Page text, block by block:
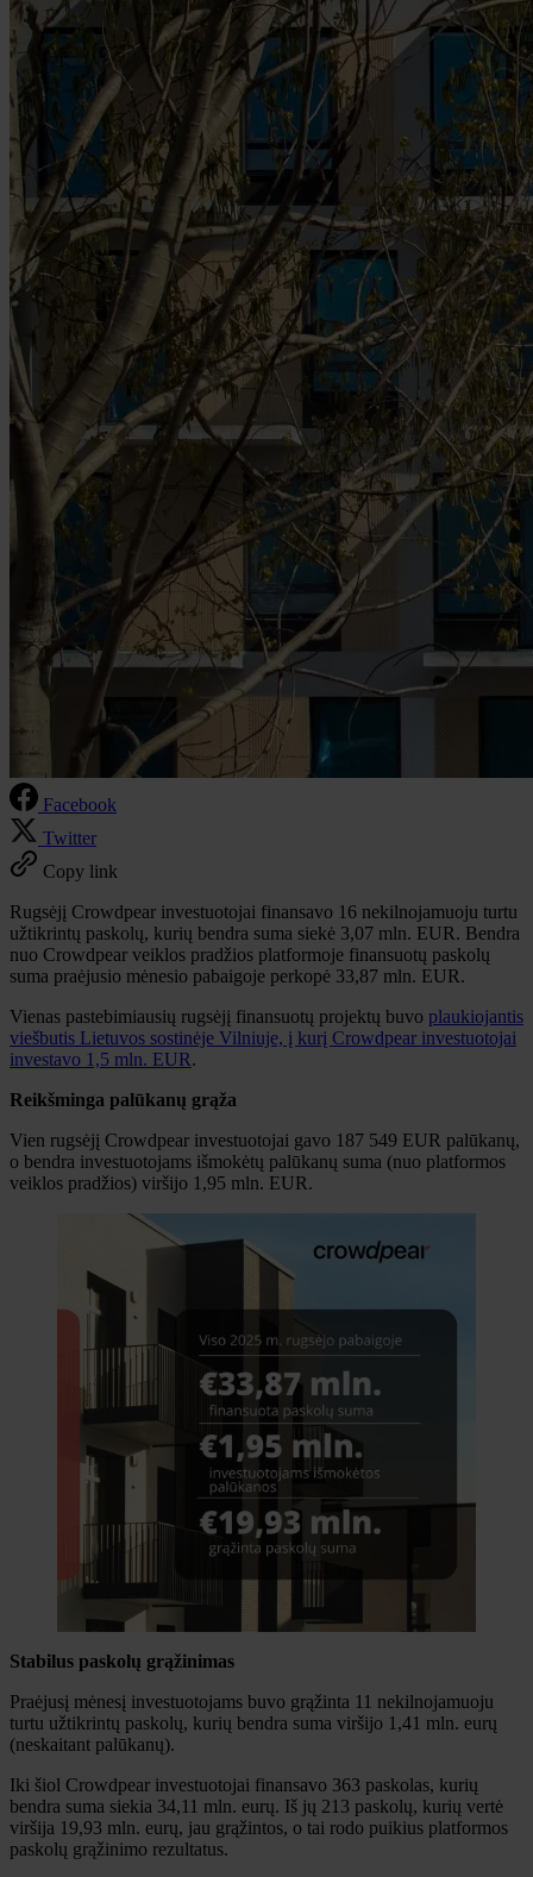
Facebook
Twitter
Copy link
Rugsėjį Crowdpear investuotojai finansavo 16 nekilnojamuoju turtu
užtikrintų paskolų, kurių bendra suma siekė 3,07 mln. EUR. Bendra
nuo Crowdpear veiklos pradžios platformoje finansuotų paskolų
suma praėjusio mėnesio pabaigoje perkopė 33,87 mln. EUR.
Vienas pastebimiausių rugsėjį finansuotų projektų buvo plaukiojantis
viešbutis Lietuvos sostinėje Vilniuje, į kurį Crowdpear investuotojai
investavo 1,5 mln. EUR.
Reikšminga palūkanų grąža
Vien rugsėjį Crowdpear investuotojai gavo 187 549 EUR palūkanų,
o bendra investuotojams išmokėtų palūkanų suma (nuo platformos
veiklos pradžios) viršijo 1,95 mln. EUR.
Stabilus paskolų grąžinimas
Praėjusį mėnesį investuotojams buvo grąžinta 11 nekilnojamuoju
turtu užtikrintų paskolų, kurių bendra suma viršijo 1,41 mln. eurų
(neskaitant palūkanų).
Iki šiol Crowdpear investuotojai finansavo 363 paskolas, kurių
bendra suma siekia 34,11 mln. eurų. Iš jų 213 paskolų, kurių vertė
viršija 19,93 mln. eurų, jau grąžintos, o tai rodo puikius platformos
paskolų grąžinimo rezultatus.